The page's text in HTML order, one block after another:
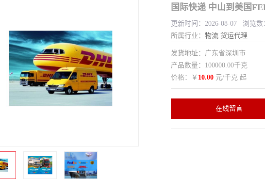
国际快递 中山到美国
更新时间：2026-08-07 浏览数
所属行业： 物流 货运代理
发货地址：广东省深圳市
产品数量：100000.00千克
价格：￥ 10.00 元/千克 起
在线留言